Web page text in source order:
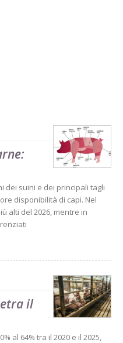
dei suini e dei principali tagli
disponibilità di capi. Nel
alti del 2026, mentre in
il
al 64% tra il 2020 e il 2025,